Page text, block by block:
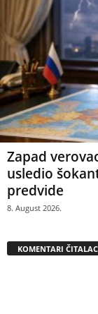
Zapad
usledio
predvide
8. August 2026.
KOMENTARI